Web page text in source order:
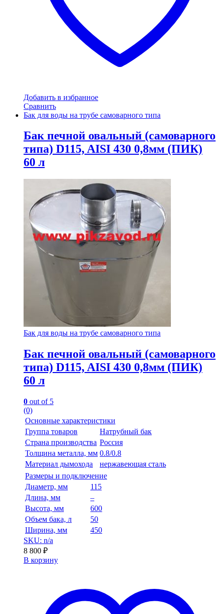
Добавить в избранное
Сравнить
Бак для воды на трубе самоварного типа
Бак печной овальный (самоварного
типа) D115, AISI 430 0,8мм (ПИК)
60 л
Бак для воды на трубе самоварного типа
Бак печной овальный (самоварного
типа) D115, AISI 430 0,8мм (ПИК)
60 л
0 out of 5
(0)
Основные характеристики
Группа товаров
Натрубный бак
Страна производства Россия
Толщина металла, мм 0.8/0.8
Материал дымохода
нержавеющая сталь
Размеры и подключение
Диаметр, мм
115
Длина, мм
–
Высота, мм
600
Объем бака, л
50
Ширина, мм
450
SKU: n/a
8 800 ₽
В корзину